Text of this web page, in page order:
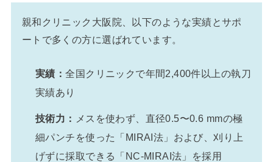
親和クリニック大阪院、以下のような実績とサポ
ートで多くの方に選ばれています。
実績：全国クリニックで年間2,400件以上の執刀
実績あり
技術力：
メスを使わず、直径0.5〜0.6 mmの極
細パンチを使った「MIRAI法」および、刈り上
げずに採取できる「NC-MIRAI法」を採用